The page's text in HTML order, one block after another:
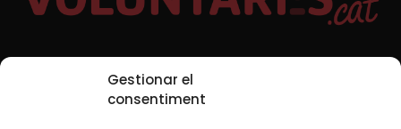
Gestionar el
consentiment
Xarxes Socials